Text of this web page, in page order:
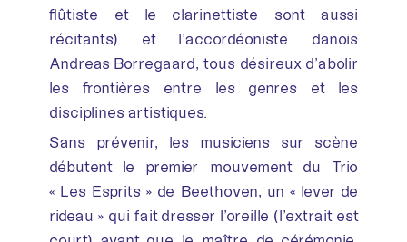
flûtiste et le clarinettiste sont aussi
récitants) et l’accordéoniste danois
Andreas Borregaard, tous désireux d’abolir
les frontières entre les genres et les
disciplines artistiques.
Sans prévenir, les musiciens sur scène
débutent le premier mouvement du Trio
« Les Esprits » de Beethoven, un « lever de
rideau » qui fait dresser l’oreille (l’extrait est